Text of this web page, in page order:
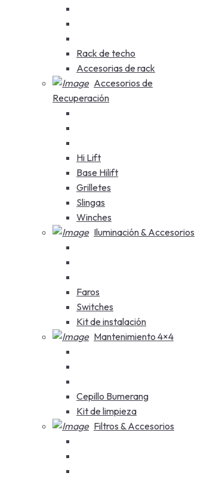
Rack de techo
Accesorias de rack
Accesorios de
Recuperación
Hi Lift
Base Hilift
Grilletes
Slingas
Winches
Iluminación & Accesorios
Faros
Switches
Kit de instalación
Mantenimiento 4×4
Cepillo Bumerang
Kit de limpieza
Filtros & Accesorios